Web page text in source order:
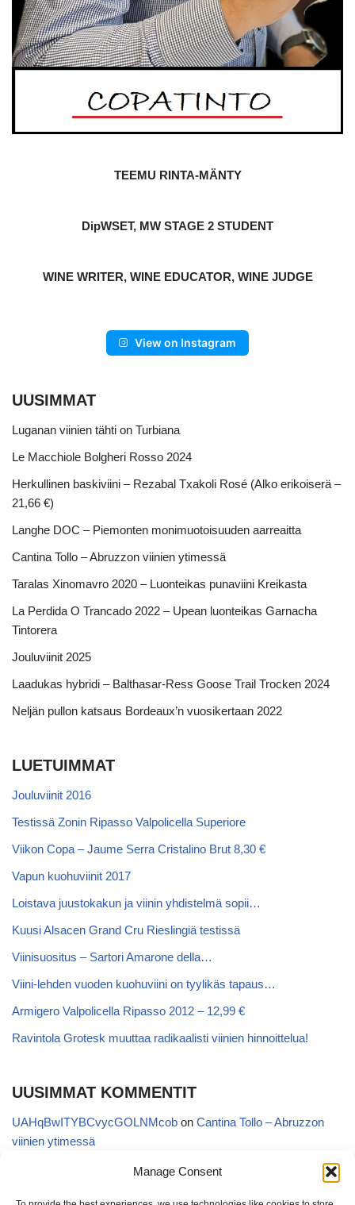
Manage Consent
TEEMU RINTA-MÄNTY
DipWSET, MW STAGE 2 STUDENT
WINE WRITER, WINE EDUCATOR, WINE JUDGE
View on Instagram
UUSIMMAT
Luganan viinien tähti on Turbiana
Le Macchiole Bolgheri Rosso 2024
Herkullinen baskiviini – Rezabal Txakoli Rosé (Alko erikoiserä –
21,66 €)
Langhe DOC – Piemonten monimuotoisuuden aarreaitta
Cantina Tollo – Abruzzon viinien ytimessä
Taralas Xinomavro 2020 – Luonteikas punaviini Kreikasta
La Perdida O Trancado 2022 – Upean luonteikas Garnacha
Tintorera
Jouluviinit 2025
Laadukas hybridi – Balthasar-Ress Goose Trail Trocken 2024
Neljän pullon katsaus Bordeaux’n vuosikertaan 2022
LUETUIMMAT
Jouluviinit 2016
Testissä Zonin Ripasso Valpolicella Superiore
Viikon Copa – Jaume Serra Cristalino Brut 8,30 €
Vapun kuohuviinit 2017
Loistava juustokakun ja viinin yhdistelmä sopii…
Kuusi Alsacen Grand Cru Rieslingiä testissä
Viinisuositus – Sartori Amarone della…
Viini-lehden vuoden kuohuviini on tyylikäs tapaus…
Armigero Valpolicella Ripasso 2012 – 12,99 €
Ravintola Grotesk muuttaa radikaalisti viinien hinnoittelua!
UUSIMMAT KOMMENTIT
UAHqBwITYBCvycGOLNMcob on Cantina Tollo – Abruzzon
viinien ytimessä
EgVGGttRTxKfbqUaWNglbonCantina Tollo – Abruzzon viinien